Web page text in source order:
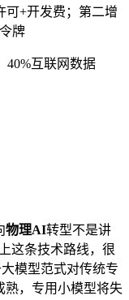
可+开发费；第二增
牌
40%互联网数据
物理AI转型不是讲
这条技术路线，很
模型范式对传统专
，专用小模型将失